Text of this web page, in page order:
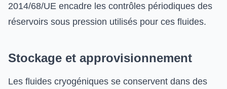
2014/68/UE encadre les contrôles périodiques des
réservoirs sous pression utilisés pour ces fluides.
Stockage et approvisionnement
Les fluides cryogéniques se conservent dans des